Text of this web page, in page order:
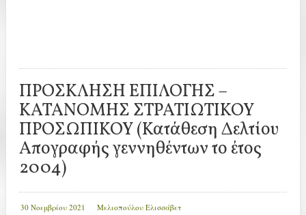
ΠΡΟΣΚΛΗΣΗ ΕΠΙΛΟΓΗΣ –
ΚΑΤΑΝΟΜΗΣ ΣΤΡΑΤΙΩΤΙΚΟΥ
ΠΡΟΣΩΠΙΚΟΥ (Κατάθεση Δελτίου
Απογραφής γεννηθέντων το έτος
2004)
30 Νοεμβρίου 2021 Μελιοπούλου Ελισσάβετ